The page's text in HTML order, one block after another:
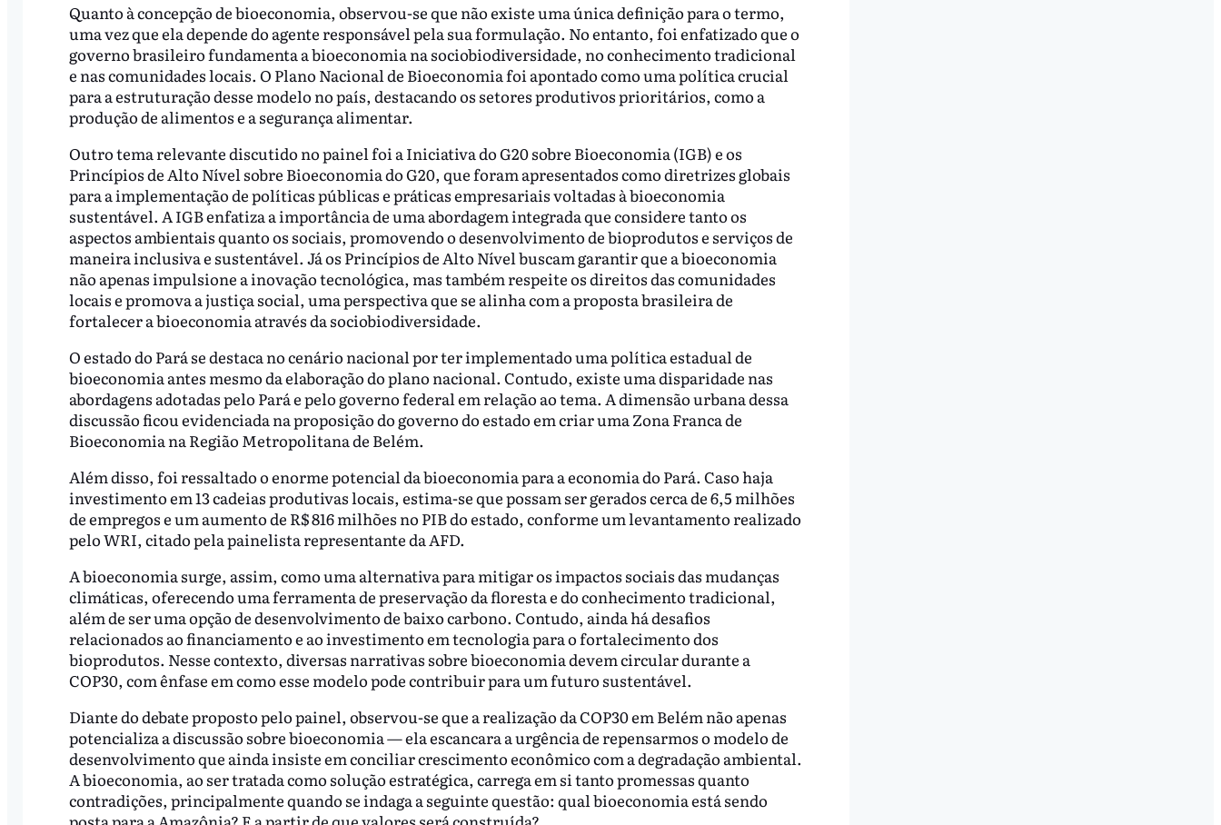
Quanto à concepção de bioeconomia, observou-se que não existe uma única definição para o termo,
uma vez que ela depende do agente responsável pela sua formulação. No entanto, foi enfatizado que o
governo brasileiro fundamenta a bioeconomia na sociobiodiversidade, no conhecimento tradicional
e nas comunidades locais. O Plano Nacional de Bioeconomia foi apontado como uma política crucial
para a estruturação desse modelo no país, destacando os setores produtivos prioritários, como a
produção de alimentos e a segurança alimentar.
Outro tema relevante discutido no painel foi a Iniciativa do G20 sobre Bioeconomia (IGB) e os
Princípios de Alto Nível sobre Bioeconomia do G20, que foram apresentados como diretrizes globais
para a implementação de políticas públicas e práticas empresariais voltadas à bioeconomia
sustentável. A IGB enfatiza a importância de uma abordagem integrada que considere tanto os
aspectos ambientais quanto os sociais, promovendo o desenvolvimento de bioprodutos e serviços de
maneira inclusiva e sustentável. Já os Princípios de Alto Nível buscam garantir que a bioeconomia
não apenas impulsione a inovação tecnológica, mas também respeite os direitos das comunidades
locais e promova a justiça social, uma perspectiva que se alinha com a proposta brasileira de
fortalecer a bioeconomia através da sociobiodiversidade.
O estado do Pará se destaca no cenário nacional por ter implementado uma política estadual de
bioeconomia antes mesmo da elaboração do plano nacional. Contudo, existe uma disparidade nas
abordagens adotadas pelo Pará e pelo governo federal em relação ao tema. A dimensão urbana dessa
discussão ficou evidenciada na proposição do governo do estado em criar uma Zona Franca de
Bioeconomia na Região Metropolitana de Belém.
Além disso, foi ressaltado o enorme potencial da bioeconomia para a economia do Pará. Caso haja
investimento em 13 cadeias produtivas locais, estima-se que possam ser gerados cerca de 6,5 milhões
de empregos e um aumento de R$ 816 milhões no PIB do estado, conforme um levantamento realizado
pelo WRI, citado pela painelista representante da AFD.
A bioeconomia surge, assim, como uma alternativa para mitigar os impactos sociais das mudanças
climáticas, oferecendo uma ferramenta de preservação da floresta e do conhecimento tradicional,
além de ser uma opção de desenvolvimento de baixo carbono. Contudo, ainda há desafios
relacionados ao financiamento e ao investimento em tecnologia para o fortalecimento dos
bioprodutos. Nesse contexto, diversas narrativas sobre bioeconomia devem circular durante a
COP30, com ênfase em como esse modelo pode contribuir para um futuro sustentável.
Diante do debate proposto pelo painel, observou-se que a realização da COP30 em Belém não apenas
potencializa a discussão sobre bioeconomia — ela escancara a urgência de repensarmos o modelo de
desenvolvimento que ainda insiste em conciliar crescimento econômico com a degradação ambiental.
A bioeconomia, ao ser tratada como solução estratégica, carrega em si tanto promessas quanto
contradições, principalmente quando se indaga a seguinte questão: qual bioeconomia está sendo